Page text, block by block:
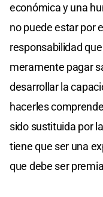
económica y una
no puede estar por
responsabilidad
meramente pagar
desarrollar la
hacerles
sido sustituida por
tiene que ser una
que debe ser